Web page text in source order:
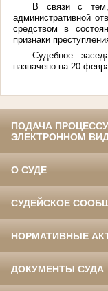
В связи с тем,
административной
средством в
признаки
Судебное
назначено на 20
ПОДАЧА
ЭЛЕКТРОННОМ
О СУДЕ
СУДЕЙСКОЕ
НОРМАТИВНЫЕ
ДОКУМЕНТЫ СУДА